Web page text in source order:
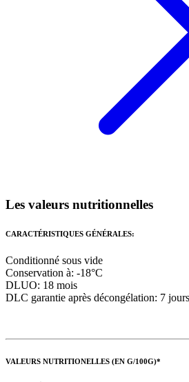
Les valeurs nutritionnelles
CARACTÉRISTIQUES GÉNÉRALES:
Conditionné sous vide
Conservation à: -18°C
DLUO: 18 mois
DLC garantie après décongélation: 7 jours
VALEURS NUTRITIONELLES (EN G/100G)*